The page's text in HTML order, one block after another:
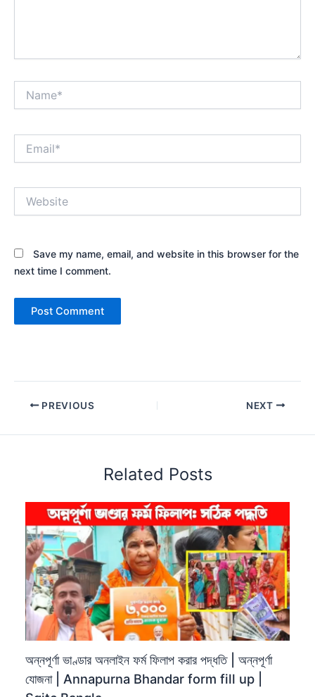
Save my name, email, and website in this browser for the
next time I comment.
PREVIOUS NEXT
Related Posts
অন্নপূর্ণা ভাণ্ডার অনলাইন ফর্ম ফিলাপ করার পদ্ধতি | অন্নপূর্ণা
যোজনা | Annapurna Bhandar form fill up |